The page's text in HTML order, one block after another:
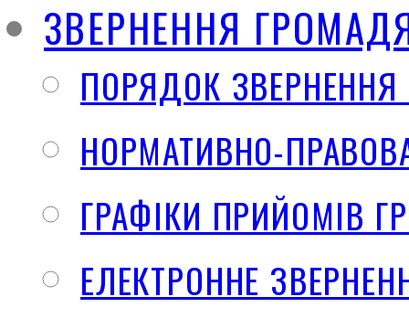
ЗВЕРНЕННЯ
ПОРЯДОК
НОРМАТИВНО-
ГРАФІКИ ПРИЙОМІВ
ЕЛЕКТРОННЕ